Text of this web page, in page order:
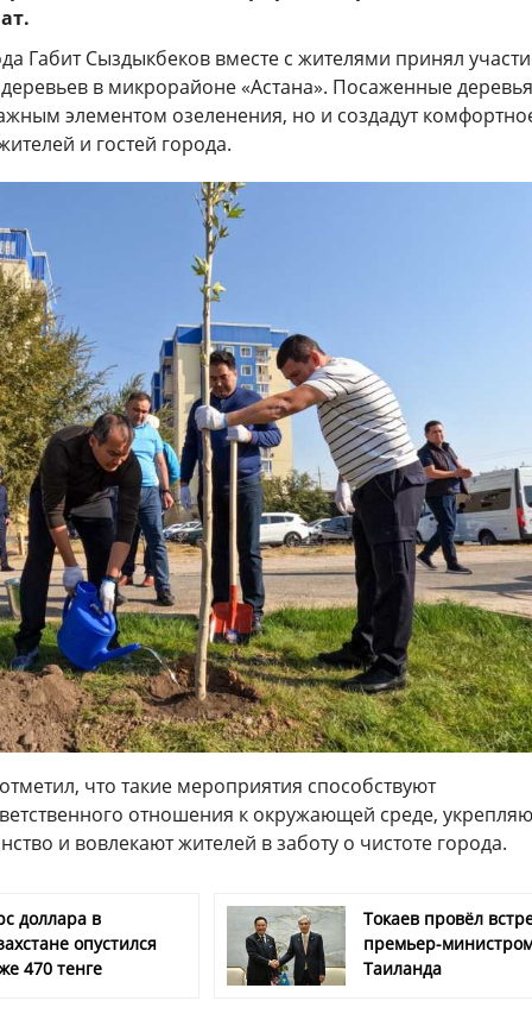
Габит Сыздыкбеков вместе с жителями принял
в микрорайоне «Астана». Посаженные деревья
элементом озеленения, но и создадут
и гостей города.
что такие мероприятия способствуют
отношения к окружающей среде,
и вовлекают жителей в заботу о чистоте города.
доллара в
опустился
470 тенге
Токаев провёл
премьер-
Таиланда